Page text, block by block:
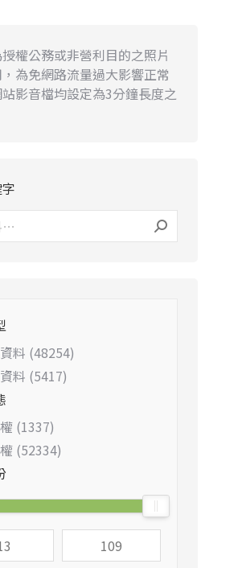
權公務或非營利目的之照片
為免網路流量過大影響正常
影音檔均設定為3分鐘長度之
料 (48254)
料 (5417)
(1337)
(52334)